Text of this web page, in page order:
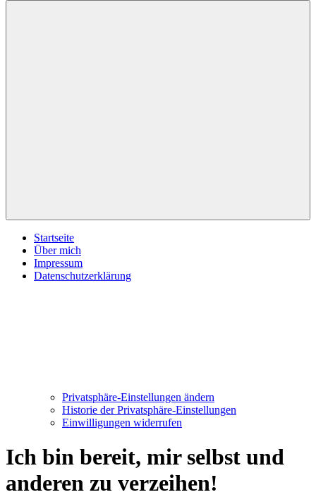
Startseite
Über mich
Impressum
Datenschutzerklärung
Privatsphäre-Einstellungen ändern
Historie der Privatsphäre-Einstellungen
Einwilligungen widerrufen
Ich bin bereit, mir selbst und
anderen zu verzeihen!